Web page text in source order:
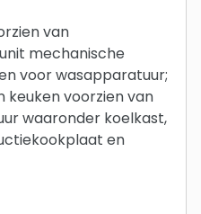
van
mechanische
voor wasapparatuur;
voorzien van
waaronder koelkast,
en